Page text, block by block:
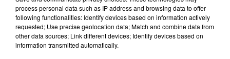
podcasts/2022/12/Le-Drole-de-Bruit-07.12-Delphine-
process personal data such as IP address and browsing data to offer
following functionalities: Identify devices based on information actively
requested; Use precise geolocation data; Match and combine data from
other data sources; Link different devices; Identify devices based on
information transmitted automatically.